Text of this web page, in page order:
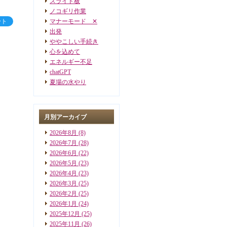
ノコギリ作業
マナーモード ✕
出発
ややこしい手続き
心を込めて
エネルギー不足
chatGPT
夏場の水やり
月別アーカイブ
2026年8月 (8)
2026年7月 (28)
2026年6月 (22)
2026年5月 (23)
2026年4月 (23)
2026年3月 (25)
2026年2月 (25)
2026年1月 (24)
2025年12月 (25)
2025年11月 (26)